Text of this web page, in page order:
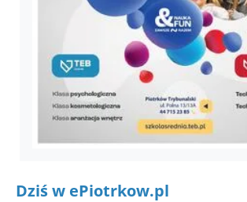
Dziś w ePiotrkow.pl